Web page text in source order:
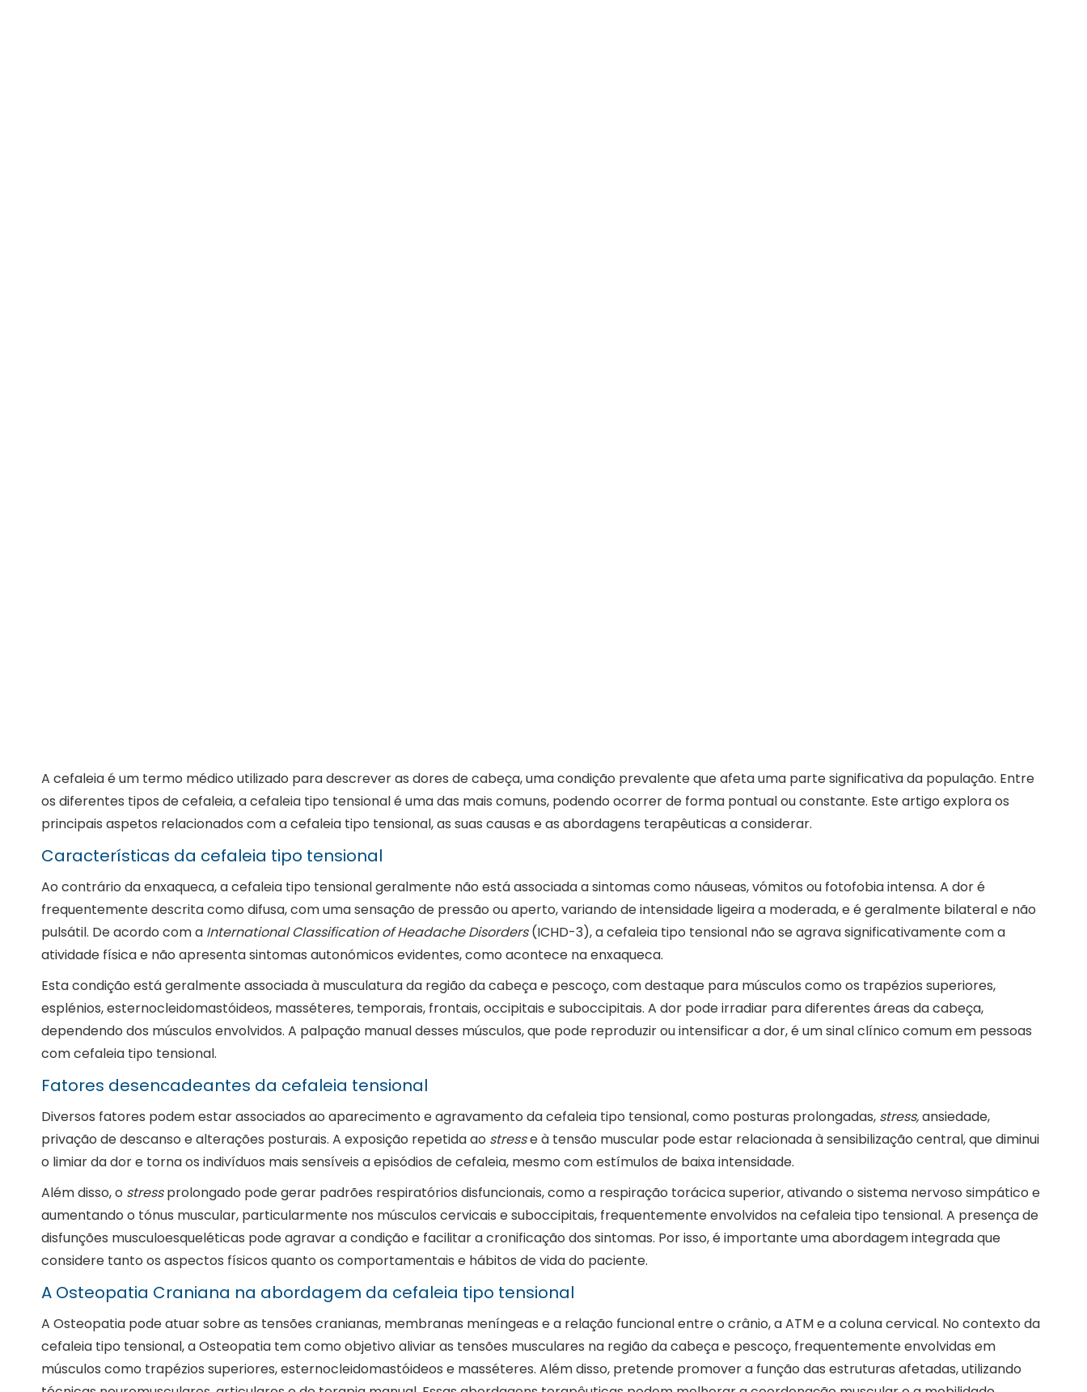
A cefaleia é um termo médico utilizado para descrever as dores de cabeça, uma condição prevalente que afeta uma parte significativa da população. Entre
os diferentes tipos de cefaleia, a cefaleia tipo tensional é uma das mais comuns, podendo ocorrer de forma pontual ou constante. Este artigo explora os
principais aspetos relacionados com a cefaleia tipo tensional, as suas causas e as abordagens terapêuticas a considerar.
Características da cefaleia tipo tensional
Ao contrário da enxaqueca, a cefaleia tipo tensional geralmente não está associada a sintomas como náuseas, vómitos ou fotofobia intensa. A dor é
frequentemente descrita como difusa, com uma sensação de pressão ou aperto, variando de intensidade ligeira a moderada, e é geralmente bilateral e não
pulsátil. De acordo com a International Classification of Headache Disorders(ICHD-3), a cefaleia tipo tensional não se agrava significativamente com a
atividade física e não apresenta sintomas autonómicos evidentes, como acontece na enxaqueca.
Esta condição está geralmente associada à musculatura da região da cabeça e pescoço, com destaque para músculos como os trapézios superiores,
esplénios, esternocleidomastóideos, masséteres, temporais, frontais, occipitais e suboccipitais. A dor pode irradiar para diferentes áreas da cabeça,
dependendo dos músculos envolvidos. A palpação manual desses músculos, que pode reproduzir ou intensificar a dor, é um sinal clínico comum em pessoas
com cefaleia tipo tensional.
Fatores desencadeantes da cefaleia tensional
Diversos fatores podem estar associados ao aparecimento e agravamento da cefaleia tipo tensional, como posturas prolongadas, stress,ansiedade,
privação de descanso e alterações posturais. A exposição repetida ao stresse à tensão muscular pode estar relacionada à sensibilização central, que diminui
o limiar da dor e torna os indivíduos mais sensíveis a episódios de cefaleia, mesmo com estímulos de baixa intensidade.
Além disso, o stressprolongado pode gerar padrões respiratórios disfuncionais, como a respiração torácica superior, ativando o sistema nervoso simpático e
aumentando o tónus muscular, particularmente nos músculos cervicais e suboccipitais, frequentemente envolvidos na cefaleia tipo tensional. A presença de
disfunções musculoesqueléticas pode agravar a condição e facilitar a cronificação dos sintomas. Por isso, é importante uma abordagem integrada que
considere tanto os aspectos físicos quanto os comportamentais e hábitos de vida do paciente.
A Osteopatia Craniana na abordagem da cefaleia tipo tensional
A Osteopatia pode atuar sobre as tensões cranianas, membranas meníngeas e a relação funcional entre o crânio, a ATM e a coluna cervical. No contexto da
cefaleia tipo tensional, a Osteopatia tem como objetivo aliviar as tensões musculares na região da cabeça e pescoço, frequentemente envolvidas em
músculos como trapézios superiores, esternocleidomastóideos e masséteres. Além disso, pretende promover a função das estruturas afetadas, utilizando